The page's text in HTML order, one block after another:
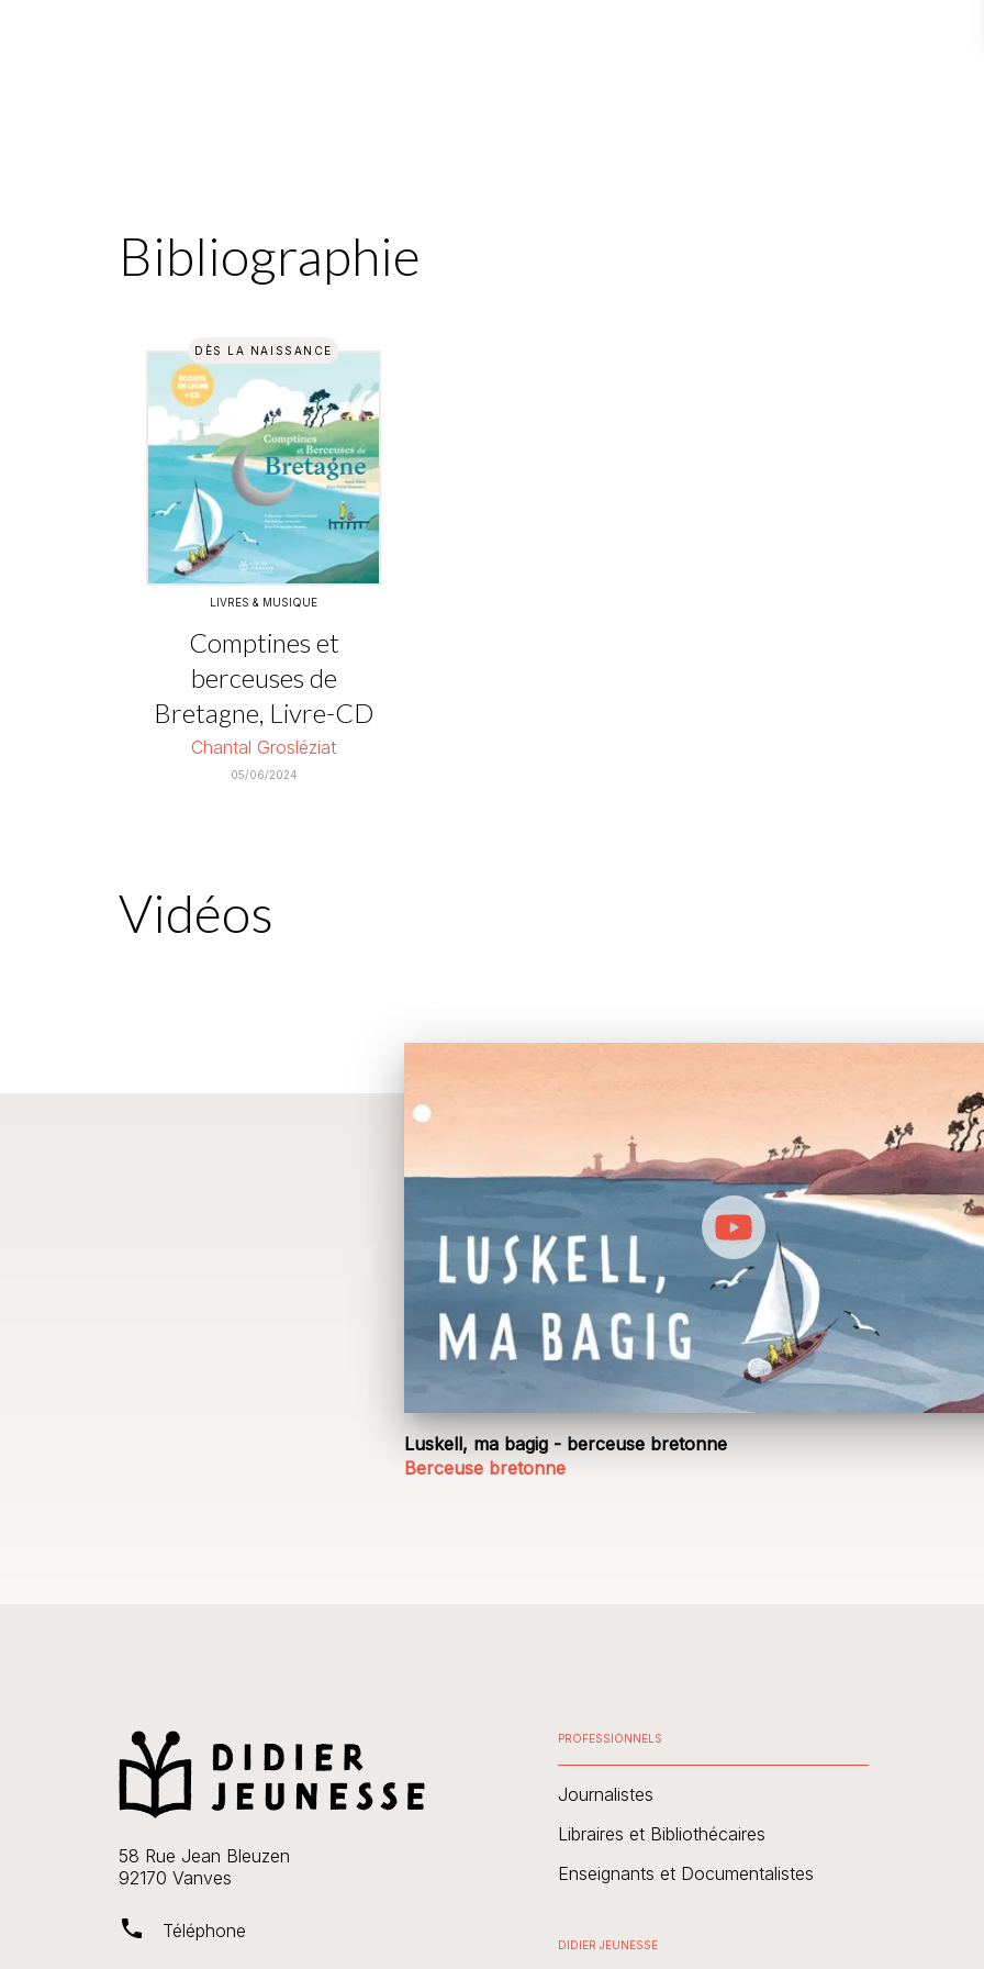
Bibliographie
DÈS LA NAISSANCE
LIVRES & MUSIQUE
Comptines et
berceuses de
Bretagne, Livre-CD
Chantal Grosléziat
05/06/2024
Vidéos
Luskell, ma bagig - berceuse bretonne
Berceuse bretonne
58 Rue Jean Bleuzen
92170 Vanves
phone Téléphone
PROFESSIONNELS
Journalistes
Libraires et Bibliothécaires
Enseignants et Documentalistes
DIDIER JEUNESSE